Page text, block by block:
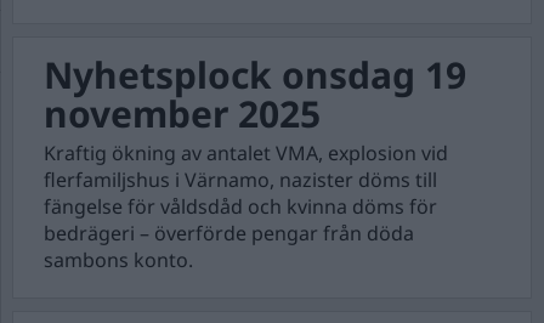
Nyhetsplock onsdag 19
november 2025
Kraftig ökning av antalet VMA, explosion vid
flerfamiljshus i Värnamo, nazister döms till
fängelse för våldsdåd och kvinna döms för
bedrägeri – överförde pengar från döda
sambons konto.